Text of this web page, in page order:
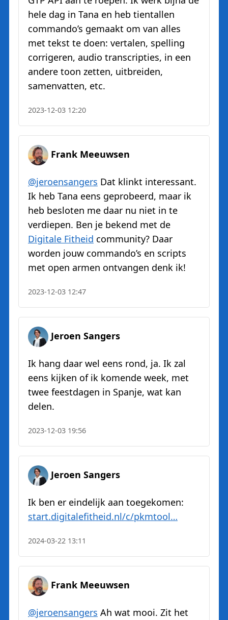
hele dag in Tana en heb tientallen
commando’s gemaakt om van alles
met tekst te doen: vertalen, spelling
corrigeren, audio transcripties, in een
andere toon zetten, uitbreiden,
samenvatten, etc.
2023-12-03 12:20
Frank Meeuwsen
@jeroensangers Dat klinkt interessant.
Ik heb Tana eens geprobeerd, maar ik
heb besloten me daar nu niet in te
verdiepen. Ben je bekend met de
Digitale Fitheid community? Daar
worden jouw commando’s en scripts
met open armen ontvangen denk ik!
2023-12-03 12:47
Jeroen Sangers
Ik hang daar wel eens rond, ja. Ik zal
eens kijken of ik komende week, met
twee feestdagen in Spanje, wat kan
delen.
2023-12-03 19:56
Jeroen Sangers
Ik ben er eindelijk aan toegekomen:
start.digitalefitheid.nl/c/pkmtool…
2024-03-22 13:11
Frank Meeuwsen
@jeroensangers Ah wat mooi. Zit het